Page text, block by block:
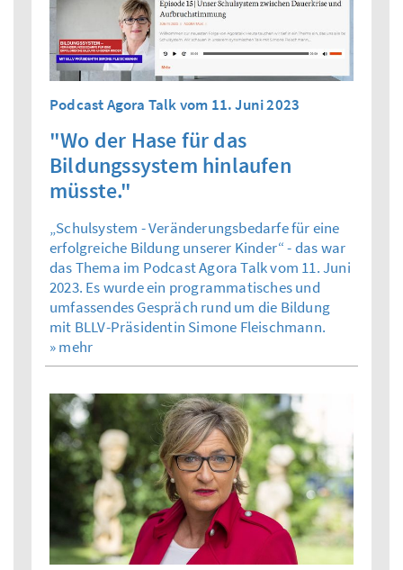
Podcast Agora Talk vom 11. Juni 2023
"Wo der Hase für das
Bildungssystem hinlaufen
müsste."
„Schulsystem - Veränderungsbedarfe für eine
erfolgreiche Bildung unserer Kinder“ - das war
das Thema im Podcast Agora Talk vom 11. Juni
2023. Es wurde ein programmatisches und
umfassendes Gespräch rund um die Bildung
mit BLLV-Präsidentin Simone Fleischmann.
» mehr